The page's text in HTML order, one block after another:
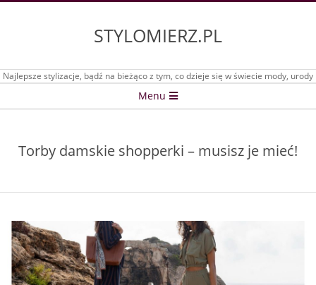
STYLOMIERZ.PL
Najlepsze stylizacje, bądź na bieżąco z tym, co dzieje się w świecie mody, urody
Menu
Torby damskie shopperki – musisz je mieć!